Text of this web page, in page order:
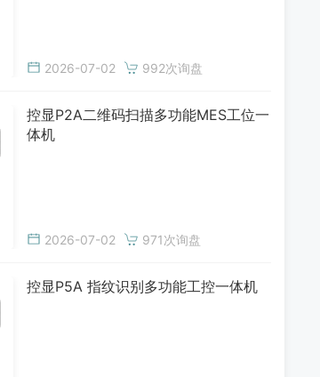
2026-07-02 992次询盘
控显P2A二维码扫描多功能MES工位一
体机
2026-07-02 971次询盘
控显P5A 指纹识别多功能工控一体机